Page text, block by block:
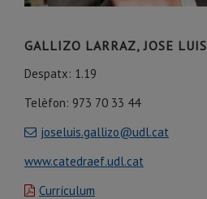
GALLIZO LARRAZ, JOSE LUIS
Despatx: 1.19
Telèfon: 973 70 33 44
joseluis.gallizo@udl.cat
www.catedraef.udl.cat
Currículum